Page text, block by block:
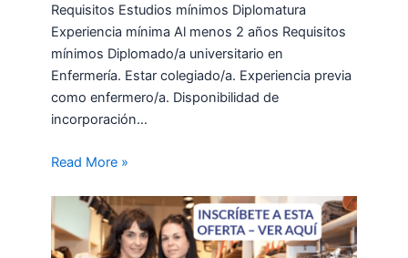
Requisitos Estudios mínimos Diplomatura
Experiencia mínima Al menos 2 años Requisitos
mínimos Diplomado/a universitario en
Enfermería. Estar colegiado/a. Experiencia previa
como enfermero/a. Disponibilidad de
incorporación…
Read More »